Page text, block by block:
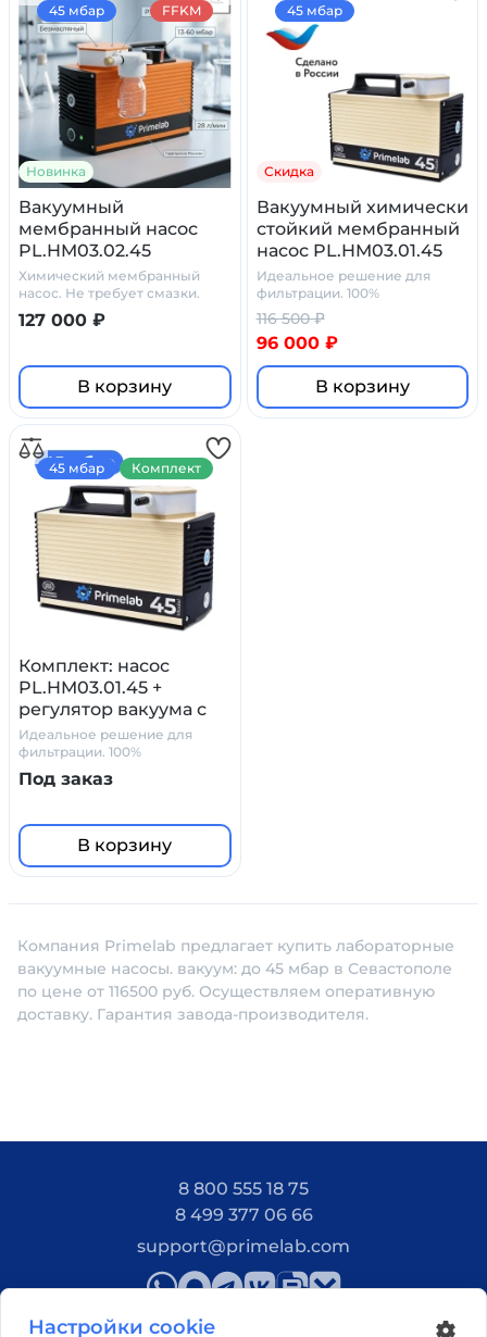
Новинка
Вакуумный
мембранный насос
PL.HM03.02.45
Химический мембранный
насос. Не требует смазки.
127 000 ₽
В корзину
45 мбар FFKM
Скидка
Вакуумный химически
стойкий мембранный
насос PL.HM03.01.45
Идеальное решение для
фильтрации. 100%
химостойкость
116 500 ₽
96 000 ₽
В корзину
45 мбар
Комплект: насос
PL.HM03.01.45 +
регулятор вакуума с
манометром и
сепаратором
Идеальное решение для
фильтрации. 100%
химостойкость
Под заказ
В корзину
45 мбар Комплект
Компания Primelab предлагает купить лабораторные
вакуумные насосы. вакуум: до 45 мбар в Севастополе
по цене от 116500 руб. Осуществляем оперативную
доставку. Гарантия завода-производителя.
8 800 555 18 75
8 499 377 06 66
support@primelab.com
Настройки cookie